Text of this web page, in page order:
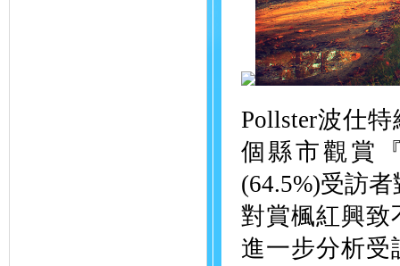
Pollster波仕
個縣市觀賞
(64.5%)受訪
對賞楓紅興致
進一步分析